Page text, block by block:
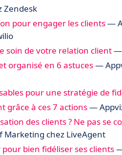
Zendesk
pour engager les clients—
soin de votre relation client—
organisé en 6 astuces—
pour une stratégie de
grâce à ces 7 actions—
des clients ? Ne pas se
chez LiveAgent
bien fidéliser ses clients